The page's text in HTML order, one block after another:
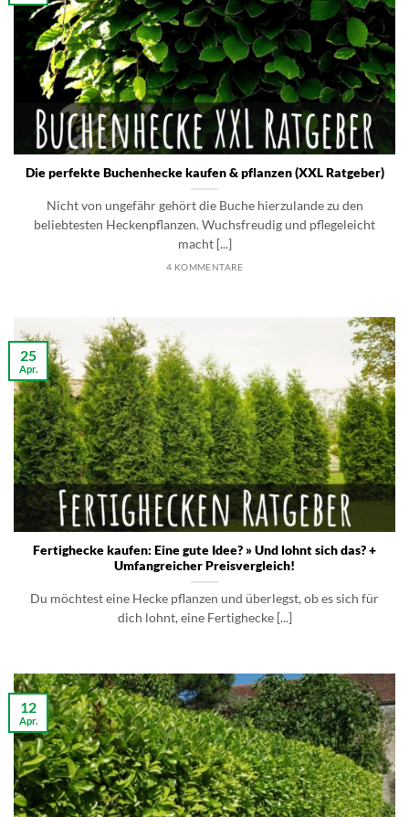
Die perfekte Buchenhecke kaufen & pflanzen (XXL Ratgeber)
Nicht von ungefähr gehört die Buche hierzulande zu den
beliebtesten Heckenpflanzen. Wuchsfreudig und pflegeleicht
macht [...]
4 KOMMENTARE
Fertighecke kaufen: Eine gute Idee? » Und lohnt sich das? +
Umfangreicher Preisvergleich!
Du möchtest eine Hecke pflanzen und überlegst, ob es sich für
dich lohnt, eine Fertighecke [...]
25
Apr.
12
Apr.